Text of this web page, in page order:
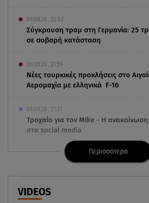
06.08.26 , 22:02
Σύγκρουση τραμ στη Γερμανία: 25
σε σοβαρή κατάσταση
06.08.26 , 21:59
Νέες τουρκικές προκλήσεις στο
Αερομαχία με ελληνικά F-16
06.08.26 , 21:31
Τροχαίο για τον Mike - Η
στα social media
Ισραήλ - Κύπρος - Κρήτη: Το
υποθαλάσσιο καλώδιο στον κόσμο
06.08.26 , 21:07
Περισσότερα
VIDEOS